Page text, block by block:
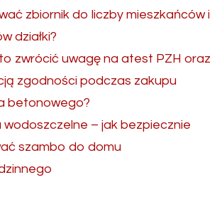
zbiornik do liczby mieszkańców i
działki?
zwrócić uwagę na atest PZH oraz
zgodności podczas zakupu
betonowego?
wodoszczelne – jak bezpiecznie
szambo do domu